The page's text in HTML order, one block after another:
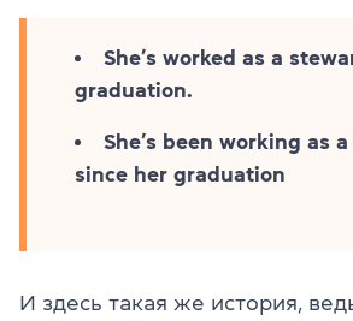
She’s worked as a
graduation.
She’s been working as
since her graduation
И здесь такая же история,